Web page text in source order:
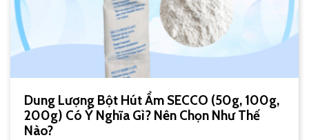
Dung Lượng Bột Hút Ẩm SECCO (50g, 100g,
200g) Có Ý Nghĩa Gì? Nên Chọn Như Thế
Nào?